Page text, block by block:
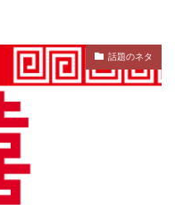
話題のネタ